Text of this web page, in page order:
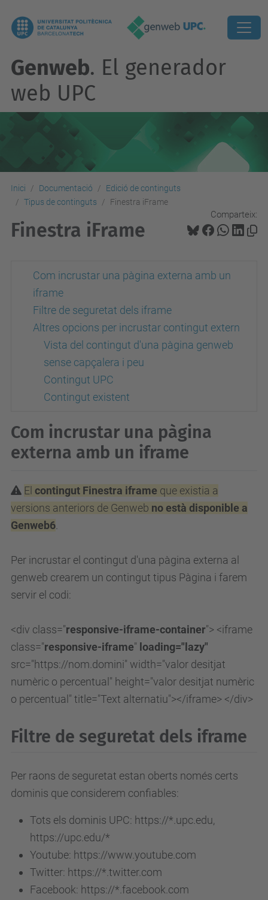
Genweb. El generador
web UPC
Inici Documentació
Edició de continguts
Tipus de continguts
Finestra iFrame
Comparteix:
Finestra iFrame
Com incrustar una pàgina externa amb un
iframe
Filtre de seguretat dels iframe
Altres opcions per incrustar contingut extern
Vista del contingut d'una pàgina genweb
sense capçalera i peu
Contingut UPC
Contingut existent
Com incrustar una pàgina
externa amb un iframe
El contingut Finestra iframe que existia a
versions anteriors de Genweb no està disponible a
Genweb6
Per incrustar el contingut d'una pàgina externa al
genweb crearem un contingut tipus Pàgina i farem
servir el codi:
<div class="responsive-iframe-container"> <iframe
class="responsive-iframe" loading="lazy"
src="https://nom.domini" width="valor desitjat
numèric o percentual" height="valor desitjat numèric
o percentual " title="Text alternatiu"></iframe> </div>
Filtre de seguretat dels iframe
Per raons de seguretat estan oberts només certs
dominis que considerem confiables:
Tots els dominis UPC: https://*.upc.edu,
https://upc.edu/*
Youtube: https://www.youtube.com
Twitter: https://*.twitter.com
Facebook: https://*.facebook.com